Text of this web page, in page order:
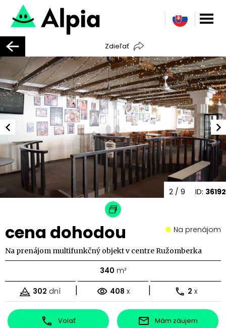
Zdieľať
ID: 36192
2 / 9
cena dohodou Na prenájom
Na prenájom multifunkčný objekt v centre Ružomberka
340 m²
302 dní | 408 x | 2 x
Volať Mám záujem